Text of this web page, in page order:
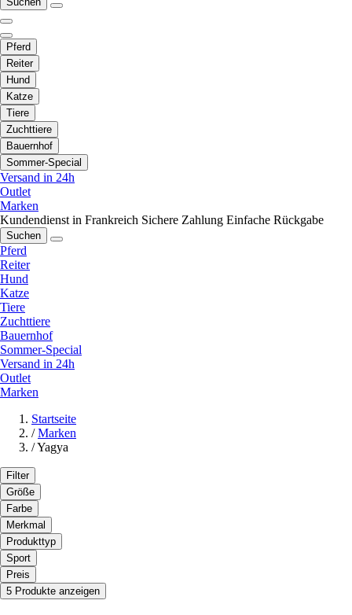
Pferd
Reiter
Hund
Katze
Tiere
Zuchttiere
Bauernhof
Sommer-Special
Versand in 24h
Outlet
Marken
Kundendienst in Frankreich Sichere Zahlung Einfache Rückgabe
Suchen
Pferd
Reiter
Hund
Katze
Tiere
Zuchttiere
Bauernhof
Sommer-Special
Versand in 24h
Outlet
Marken
Startseite
/ Marken
/Yagya
Filter
Größe
Farbe
Merkmal
Produkttyp
Sport
Preis
5 Produkte anzeigen